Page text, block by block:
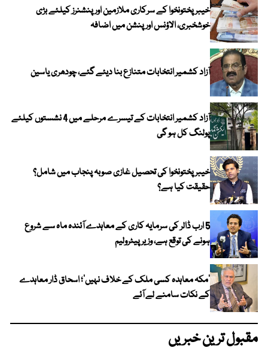
خیبرپختونخوا کے سرکاری ملازمین اور پنشنرز کیلئے بڑی
خوشخبری، الاؤنس اور پنشن میں اضافہ
آزاد کشمیر انتخابات متنازع بنا دیئے گئے، چودھری یاسین
آزاد کشمیر انتخابات کے تیسرے مرحلے میں 4 نشستوں کیلئے
پولنگ کل ہو گی
خیبر پختونخوا کی تحصیل غازی صوبہ پنجاب میں شامل؟
حقیقت کیا ہے؟
5 ارب ڈالر کی سرمایہ کاری کے معاہدے آئندہ ماہ سے شروع
ہونے کی توقع ہے، وزیر پیٹرولیم
‘مکہ معاہدہ کسی ملک کے خلاف نہیں’؛ اسحاق ڈار معاہدے
کے نکات سامنے لے آئے
مقبول ترین خبریں